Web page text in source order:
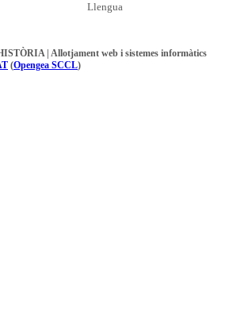
Llengua
| Allotjament web i sistemes informàtics
(Opengea SCCL)